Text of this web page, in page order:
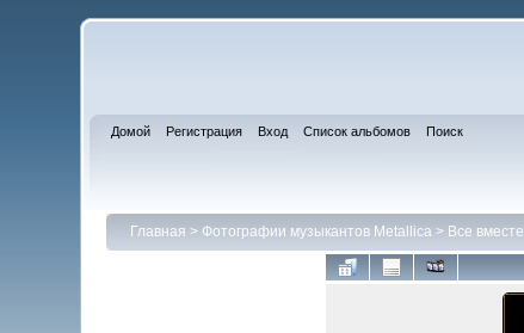
Домой Регистрация Вход Список альбомов Поиск
Главная > Фотографии музыкантов Metallica> Все вместе